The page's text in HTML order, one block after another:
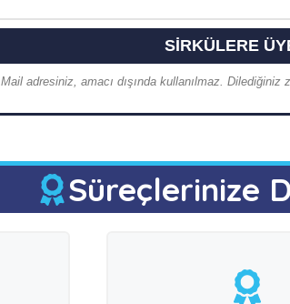
Mail adresiniz, amacı dışında kullanılmaz.
Süreçlerinize